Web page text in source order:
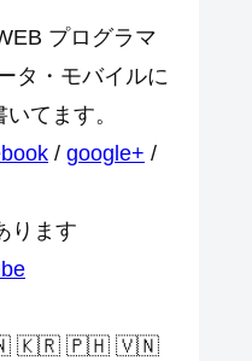
プログラマ
タ・モバイルに
てます。
/ google+ /
ります
🇰🇷 🇵🇭 🇻🇳